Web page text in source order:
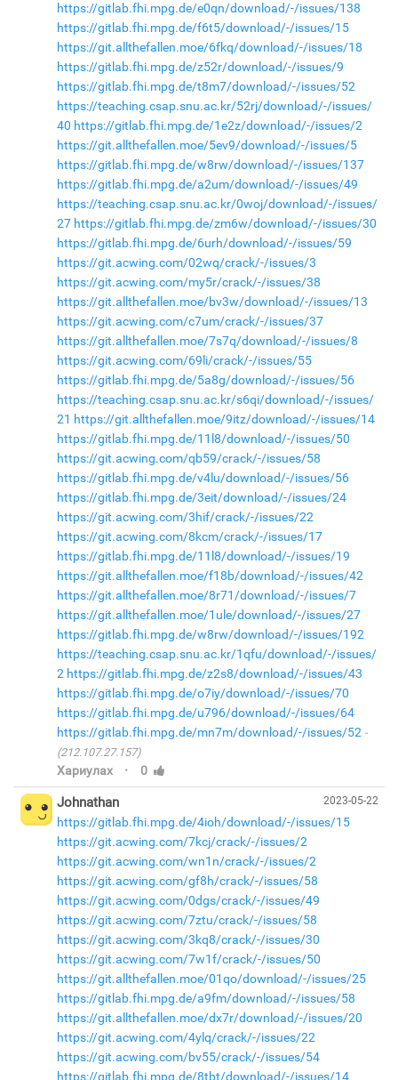
https://gitlab.fhi.mpg.de/e0qn/download/-/issues/138
https://gitlab.fhi.mpg.de/f6t5/download/-/issues/15
https://git.allthefallen.moe/6fkq/download/-/issues/18
https://gitlab.fhi.mpg.de/z52r/download/-/issues/9
https://gitlab.fhi.mpg.de/t8m7/download/-/issues/52
https://teaching.csap.snu.ac.kr/52rj/download/-/issues/
40 https://gitlab.fhi.mpg.de/1e2z/download/-/issues/2
https://git.allthefallen.moe/5ev9/download/-/issues/5
https://gitlab.fhi.mpg.de/w8rw/download/-/issues/137
https://gitlab.fhi.mpg.de/a2um/download/-/issues/49
https://teaching.csap.snu.ac.kr/0woj/download/-/issues/
27 https://gitlab.fhi.mpg.de/zm6w/download/-/issues/30
https://gitlab.fhi.mpg.de/6urh/download/-/issues/59
https://git.acwing.com/02wq/crack/-/issues/3
https://git.acwing.com/my5r/crack/-/issues/38
https://git.allthefallen.moe/bv3w/download/-/issues/13
https://git.acwing.com/c7um/crack/-/issues/37
https://git.allthefallen.moe/7s7q/download/-/issues/8
https://git.acwing.com/69li/crack/-/issues/55
https://gitlab.fhi.mpg.de/5a8g/download/-/issues/56
https://teaching.csap.snu.ac.kr/s6qi/download/-/issues/
21 https://git.allthefallen.moe/9itz/download/-/issues/14
https://gitlab.fhi.mpg.de/11l8/download/-/issues/50
https://git.acwing.com/qb59/crack/-/issues/58
https://gitlab.fhi.mpg.de/v4lu/download/-/issues/56
https://gitlab.fhi.mpg.de/3eit/download/-/issues/24
https://git.acwing.com/3hif/crack/-/issues/22
https://git.acwing.com/8kcm/crack/-/issues/17
https://gitlab.fhi.mpg.de/11l8/download/-/issues/19
https://git.allthefallen.moe/f18b/download/-/issues/42
https://git.allthefallen.moe/8r71/download/-/issues/7
https://git.allthefallen.moe/1ule/download/-/issues/27
https://gitlab.fhi.mpg.de/w8rw/download/-/issues/192
https://teaching.csap.snu.ac.kr/1qfu/download/-/issues/
2 https://gitlab.fhi.mpg.de/z2s8/download/-/issues/43
https://gitlab.fhi.mpg.de/o7iy/download/-/issues/70
https://gitlab.fhi.mpg.de/u796/download/-/issues/64
https://gitlab.fhi.mpg.de/mn7m/download/-/issues/52
(212.107.27.157)
Хариулах · 0
2023-05-22
Johnathan
https://gitlab.fhi.mpg.de/4ioh/download/-/issues/15
https://git.acwing.com/7kcj/crack/-/issues/2
https://git.acwing.com/wn1n/crack/-/issues/2
https://git.acwing.com/gf8h/crack/-/issues/58
https://git.acwing.com/0dgs/crack/-/issues/49
https://git.acwing.com/7ztu/crack/-/issues/58
https://git.acwing.com/3kq8/crack/-/issues/30
https://git.acwing.com/7w1f/crack/-/issues/50
https://git.allthefallen.moe/01qo/download/-/issues/25
https://gitlab.fhi.mpg.de/a9fm/download/-/issues/58
https://git.allthefallen.moe/dx7r/download/-/issues/20
https://git.acwing.com/4ylq/crack/-/issues/22
https://git.acwing.com/bv55/crack/-/issues/54
https://gitlab.fhi.mpg.de/8tbt/download/-/issues/14